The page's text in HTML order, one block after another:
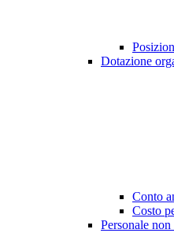
Dotazione
Conto
Costo
Personale